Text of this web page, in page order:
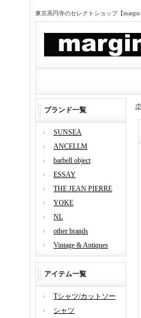
東京高円寺のセレクトショップ【
ブランド一覧
SUNSEA
ANCELLM
barbell object
ESSAY
THE JEAN PIERRE
YOKE
NL
other brands
Vintage & Antiques
アイテム一覧
Tシャツ/カットソー
シャツ